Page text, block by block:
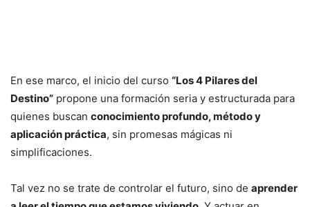
En ese marco, el inicio del curso “Los 4 Pilares del
Destino” propone una formación seria y estructurada para
quienes buscan conocimiento profundo, método y
aplicación práctica, sin promesas mágicas ni
simplificaciones.
Tal vez no se trate de controlar el futuro, sino de aprender